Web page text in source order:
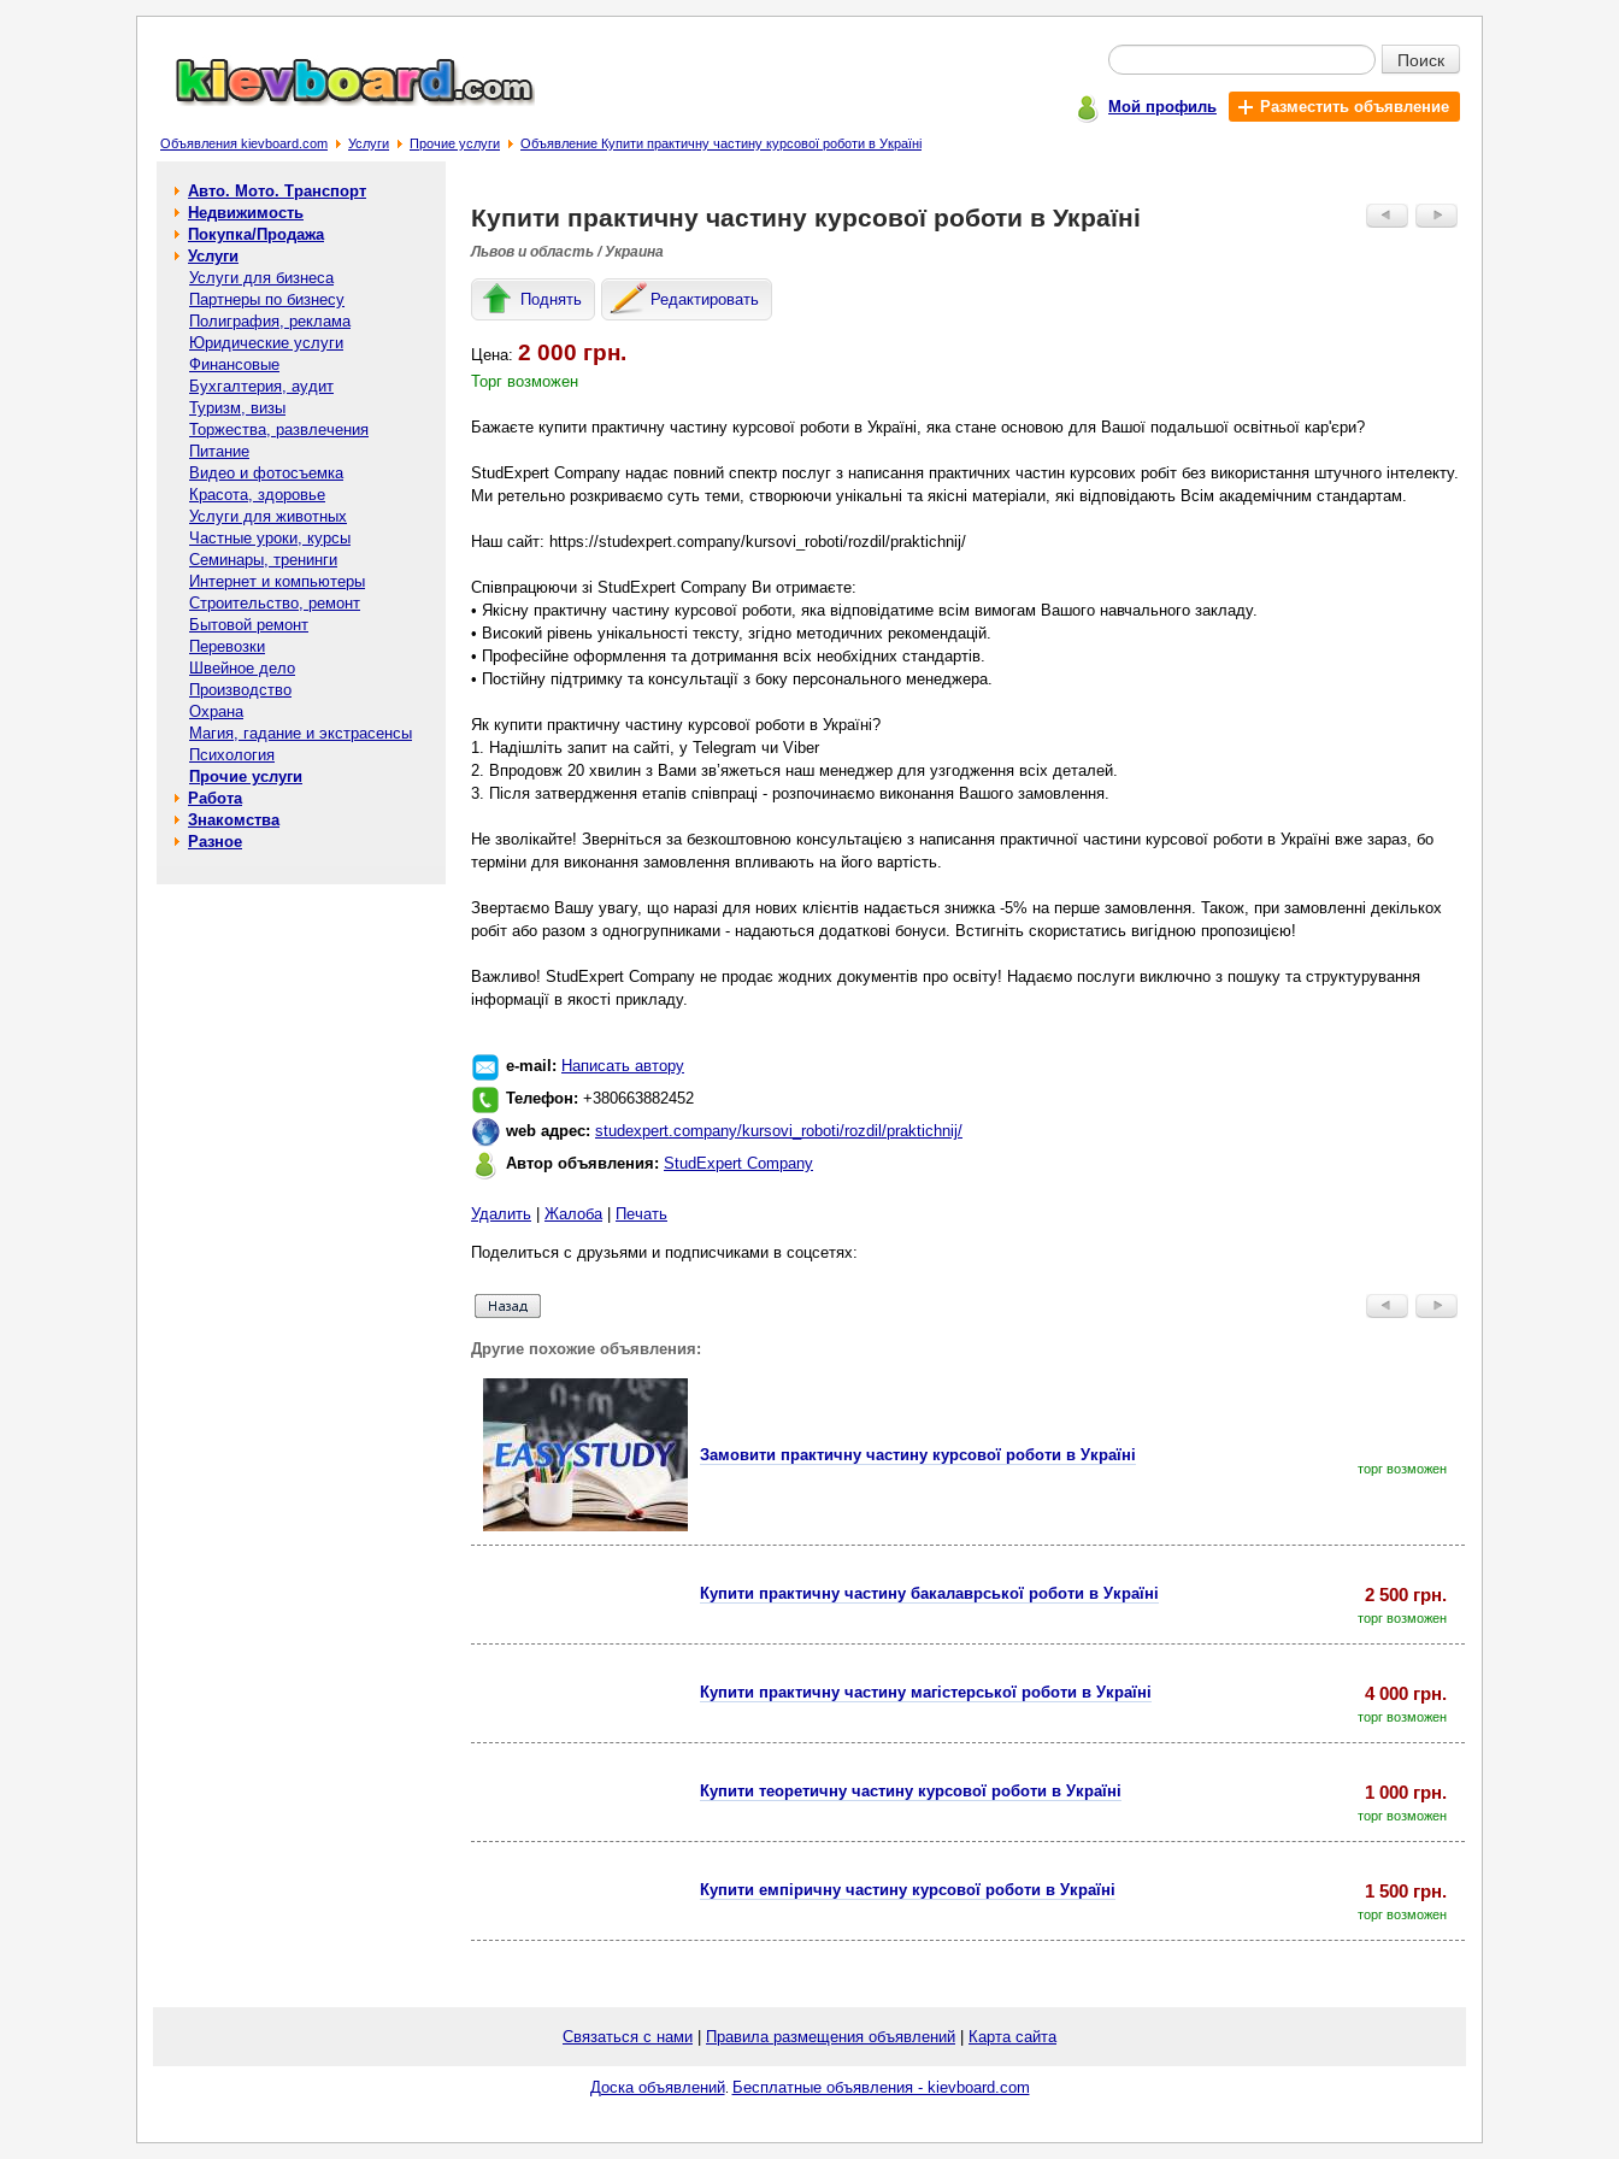
Поиск
Мой профиль Разместить объявление
Объявления kievboard.com Услуги Прочие услуги Объявление Купити практичну частину курсової роботи в Україні
Авто. Мото. Транспорт
Недвижимость
Покупка/Продажа
Услуги
Услуги для бизнеса
Партнеры по бизнесу
Полиграфия, реклама
Юридические услуги
Финансовые
Бухгалтерия, аудит
Туризм, визы
Торжества, развлечения
Питание
Видео и фотосъемка
Красота, здоровье
Услуги для животных
Частные уроки, курсы
Семинары, тренинги
Интернет и компьютеры
Строительство, ремонт
Бытовой ремонт
Перевозки
Швейное дело
Производство
Охрана
Магия, гадание и экстрасенсы
Психология
Прочие услуги
Работа
Знакомства
Разное
Купити практичну частину курсової роботи в Україні
Львов и область / Украина
Поднять Редактировать
Цена: 2 000 грн.
Торг возможен
Бажаєте купити практичну частину курсової роботи в Україні, яка стане основою для Вашої подальшої освітньої кар'єри?
StudExpert Company надає повний спектр послуг з написання практичних частин курсових робіт без використання штучного інтелекту.
Ми ретельно розкриваємо суть теми, створюючи унікальні та якісні матеріали, які відповідають Всім академічним стандартам.
Наш сайт: https://studexpert.company/kursovi_roboti/rozdil/praktichnij/
Співпрацюючи зі StudExpert Company Ви отримаєте:
• Якісну практичну частину курсової роботи, яка відповідатиме всім вимогам Вашого навчального закладу.
• Високий рівень унікальності тексту, згідно методичних рекомендацій.
• Професійне оформлення та дотримання всіх необхідних стандартів.
• Постійну підтримку та консультації з боку персонального менеджера.
Як купити практичну частину курсової роботи в Україні?
1. Надішліть запит на сайті, у Telegram чи Viber
2. Впродовж 20 хвилин з Вами зв’яжеться наш менеджер для узгодження всіх деталей.
3. Після затвердження етапів співпраці - розпочинаємо виконання Вашого замовлення.
Не зволікайте! Зверніться за безкоштовною консультацією з написання практичної частини курсової роботи в Україні вже зараз, бо
терміни для виконання замовлення впливають на його вартість.
Звертаємо Вашу увагу, що наразі для нових клієнтів надається знижка -5% на перше замовлення. Також, при замовленні декількох
робіт або разом з одногрупниками - надаються додаткові бонуси. Встигніть скористатись вигідною пропозицією!
Важливо! StudExpert Company не продає жодних документів про освіту! Надаємо послуги виключно з пошуку та структурування
інформації в якості прикладу.
e-mail: Написать автору
Телефон: +380663882452
web адрес: studexpert.company/kursovi_roboti/rozdil/praktichnij/
Автор объявления: StudExpert Company
Удалить Жалоба| Печать
Поделиться с друзьями и подписчиками в соцсетях:
Другие похожие объявления:
Замовити практичну частину курсової роботи в Україні
торг возможен
Купити практичну частину бакалаврської роботи в Україні 2 500 грн.
торг возможен
Купити практичну частину магістерської роботи в Україні 4 000 грн.
торг возможен
Купити теоретичну частину курсової роботи в Україні 1 000 грн.
торг возможен
Купити емпіричну частину курсової роботи в Україні 1 500 грн.
торг возможен
Связаться с нами Правила размещения объявлений Карта сайта
Доска объявлений. Бесплатные объявления - kievboard.com